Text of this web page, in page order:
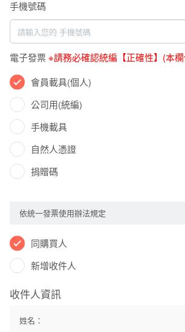
手機號碼
電子發票※請務必確認統編【正確性】(本欄
會員載具(個人)
公司用(統編)
手機載具
自然人憑證
捐贈碼
依統一發票使用辦法規定
同購買人
新增收件人
收件人資訊
姓名：